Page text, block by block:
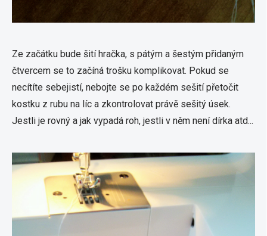
Ze začátku bude šití hračka, s pátým a šestým přidaným
čtvercem se to začíná trošku komplikovat. Pokud se
necítíte sebejistí, nebojte se po každém sešití přetočit
kostku z rubu na líc a zkontrolovat právě sešitý úsek.
Jestli je rovný a jak vypadá roh, jestli v něm není dírka atd...